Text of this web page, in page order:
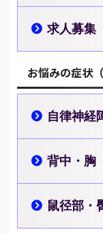
求人募集
お悩みの症状（
自律神経
背中・胸
鼠径部・